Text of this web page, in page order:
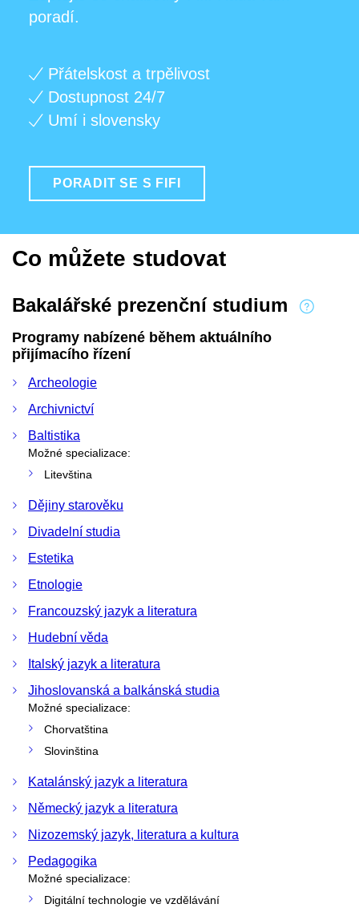
poradí.
Přátelskost a trpělivost
Dostupnost 24/7
Umí i slovensky
PORADIT SE S FIFI
Co můžete studovat
Bakalářské prezenční studium
Programy nabízené během aktuálního
přijímacího řízení
Archeologie
Archivnictví
Baltistika
Možné specializace:
Litevština
Dějiny starověku
Divadelní studia
Estetika
Etnologie
Francouzský jazyk a literatura
Hudební věda
Italský jazyk a literatura
Jihoslovanská a balkánská studia
Možné specializace:
Chorvatština
Slovinština
Katalánský jazyk a literatura
Německý jazyk a literatura
Nizozemský jazyk, literatura a kultura
Pedagogika
Možné specializace:
Digitální technologie ve vzdělávání